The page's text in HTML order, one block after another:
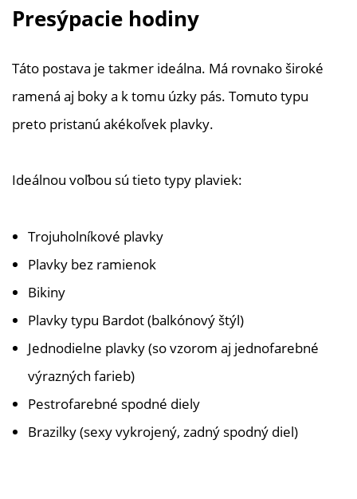
Presýpacie hodiny
Táto postava je takmer ideálna. Má rovnako široké
ramená aj boky a k tomu úzky pás. Tomuto typu
preto pristanú akékoľvek plavky.
Ideálnou voľbou sú tieto typy plaviek:
Trojuholníkové plavky
Plavky bez ramienok
Bikiny
Plavky typu Bardot (balkónový štýl)
Jednodielne plavky (so vzorom aj jednofarebné
výrazných farieb)
Pestrofarebné spodné diely
Brazilky (sexy vykrojený, zadný spodný diel)